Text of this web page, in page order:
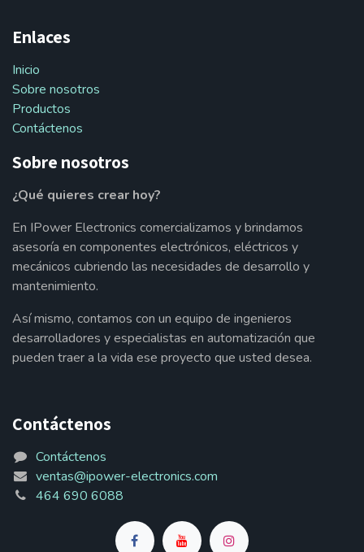
Enlaces
Inicio
Sobre nosotros
Productos
Contáctenos
Sobre nosotros
¿Qué quieres crear hoy?
En IPower Electronics comercializamos y brindamos
asesoría en componentes electrónicos, eléctricos y
mecánicos cubriendo las necesidades de desarrollo y
mantenimiento.
Así mismo, contamos con un equipo de ingenieros
desarrolladores y especialistas en automatización que
pueden traer a la vida ese proyecto que usted desea.
Contáctenos
Contáctenos
ventas@ipower-electronics.com
464 690 6088